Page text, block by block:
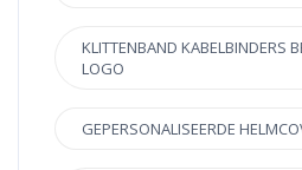
KLITTENBAND KABELBINDERS
LOGO
GEPERSONALISEERDE